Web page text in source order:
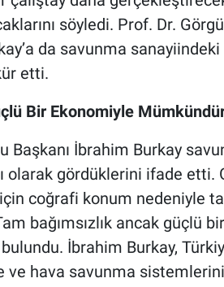
söyledi. Prof. Dr.
da savunma
etti.
Bir Ekonomiyle
Başkanı İbrahim Burkay
olarak gördüklerini ifade etti.
coğrafi konum nedeniyle
bağımsızlık ancak güçlü
İbrahim Burkay,
ve hava savunma